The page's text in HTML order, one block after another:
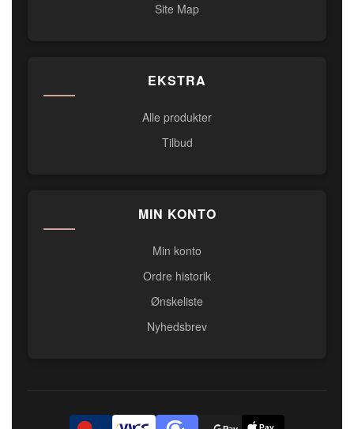
Site Map
EKSTRA
Alle produkter
Tilbud
MIN KONTO
Min konto
Ordre historik
Ønskeliste
Nyhedsbrev
Pay